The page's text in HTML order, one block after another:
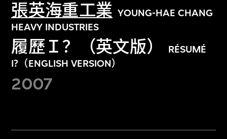
張英海重工業 YOUNG-HAE CHANG
HEAVY INDUSTRIES
履歷Ｉ？（英文版）
RÉSUMÉ
I?（ENGLISH VERSION）
2007